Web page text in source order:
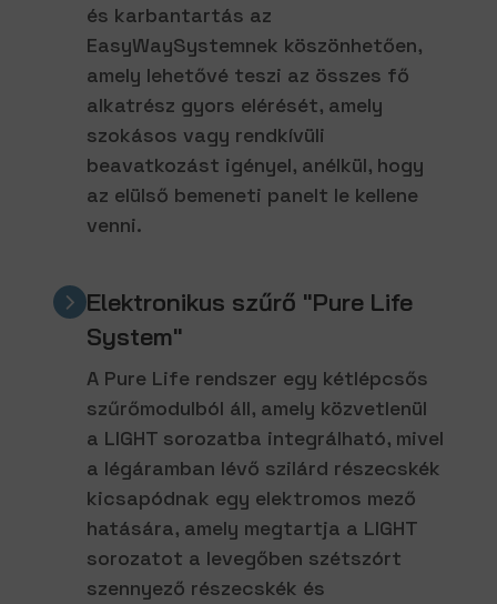
és karbantartás az
EasyWaySystemnek köszönhetően,
amely lehetővé teszi az összes fő
alkatrész gyors elérését, amely
szokásos vagy rendkívüli
beavatkozást igényel, anélkül, hogy
az elülső bemeneti panelt le kellene
venni.
Elektronikus szűrő "Pure Life
System"
A Pure Life rendszer egy kétlépcsős
szűrőmodulból áll, amely közvetlenül
a LIGHT sorozatba integrálható, mivel
a légáramban lévő szilárd részecskék
kicsapódnak egy elektromos mező
hatására, amely megtartja a LIGHT
sorozatot a levegőben szétszórt
szennyező részecskék és